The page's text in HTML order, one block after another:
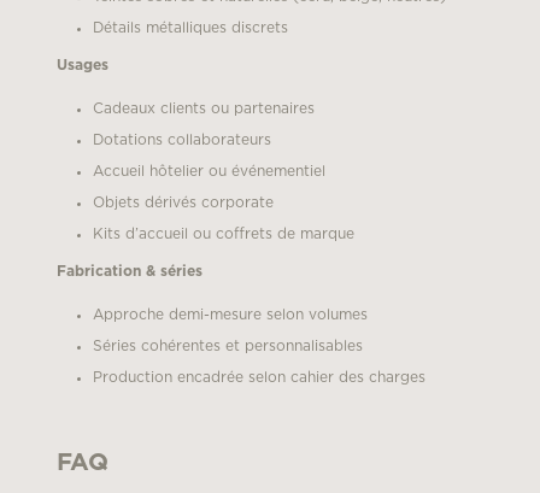
Détails métalliques discrets
Usages
Cadeaux clients ou partenaires
Dotations collaborateurs
Accueil hôtelier ou événementiel
Objets dérivés corporate
Kits d’accueil ou coffrets de marque
Fabrication & séries
Approche demi-mesure selon volumes
Séries cohérentes et personnalisables
Production encadrée selon cahier des charges
FAQ